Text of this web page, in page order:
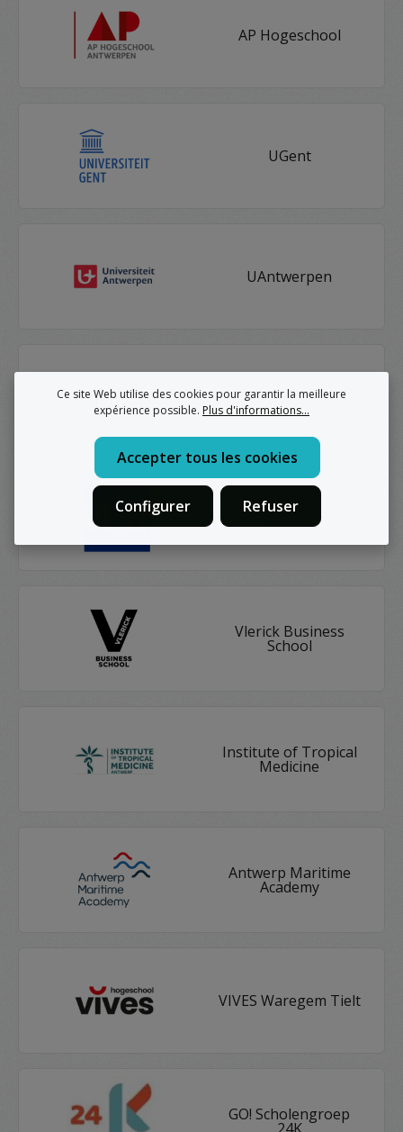
AP Hogeschool
UGent
UAntwerpen
KDG
Vrije Universiteit
Brussel
Vlerick Business
School
Institute of Tropical
Medicine
Antwerp Maritime
Academy
VIVES Waregem Tielt
GO! Scholengroep
Ce site Web utilise des cookies pour garantir la meilleure
expérience possible. Plus d'informations...
Refuser
Configurer
Accepter tous les cookies